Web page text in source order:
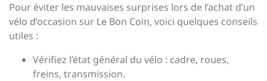
Pour éviter les mauvaises surprises lors de l’achat d’un
vélo d’occasion sur Le Bon Coin, voici quelques conseils
utiles :
Vérifiez l’état général du vélo : cadre, roues,
freins, transmission.